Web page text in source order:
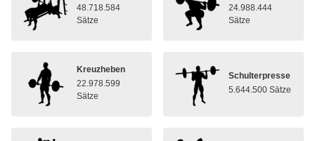
48.718.584
Sätze
24.988.444
Sätze
Kreuzheben
22.978.599
Sätze
Schulterpresse
5.644.500 Sätze